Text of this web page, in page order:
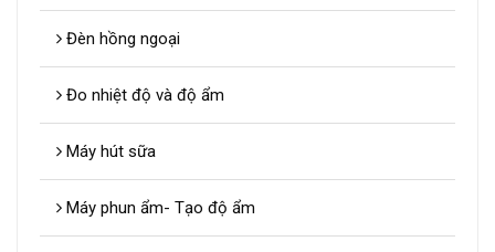
Đèn hồng ngoại
Đo nhiệt độ và độ ẩm
Máy hút sữa
Máy phun ẩm- Tạo độ ẩm